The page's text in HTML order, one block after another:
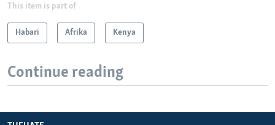
This item is part of
Habari Afrika Kenya
Continue reading